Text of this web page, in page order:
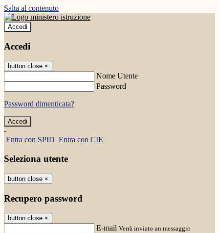
Salta al contenuto
Accedi
Accedi
button close ×
Nome Utente
Password
Password dimenticata?
-
Entra con SPID Entra con CIE
Seleziona utente
button close ×
Recupero password
button close ×
E-mail Verrà inviato un messaggio